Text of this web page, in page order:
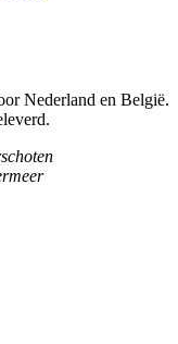
Nederland en België.